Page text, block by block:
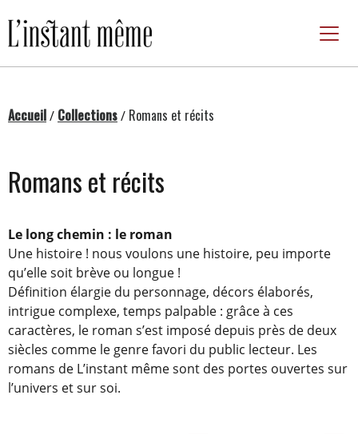
au
contenu
Accueil/ Collections/ Romans et récits
Romans et récits
Le long chemin : le roman
Une histoire ! nous voulons une histoire, peu importe
qu’elle soit brève ou longue !
Définition élargie du personnage, décors élaborés,
intrigue complexe, temps palpable : grâce à ces
caractères, le roman s’est imposé depuis près de deux
siècles comme le genre favori du public lecteur. Les
romans de L’instant même sont des portes ouvertes sur
l’univers et sur soi.